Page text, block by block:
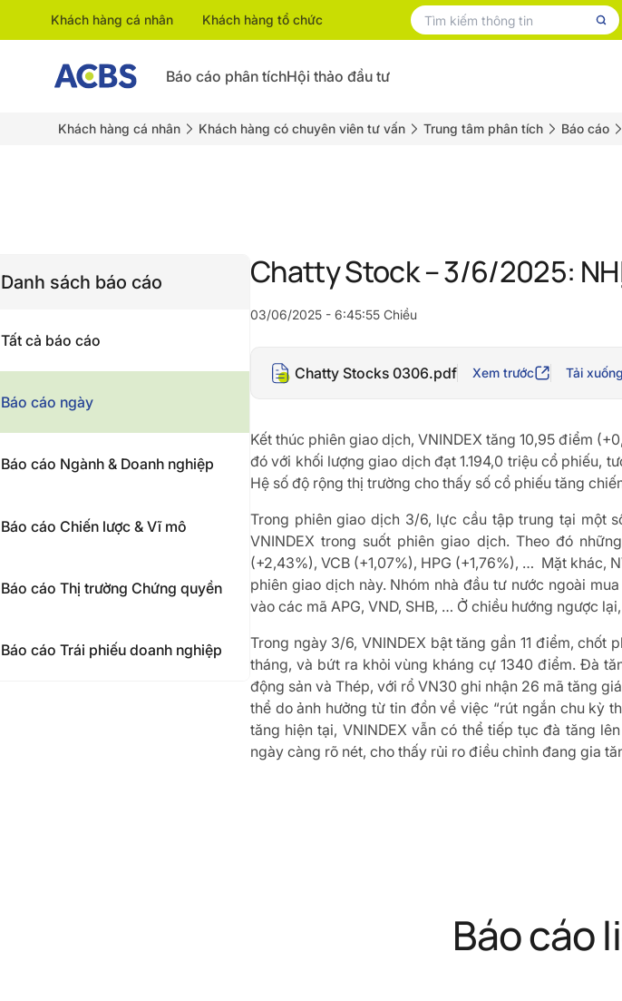
Khách hàng cá nhân Khách hàng tổ chức
Báo cáo phân tíchHội thảo đầu tư
Khách hàng cá nhân Khách hàng có chuyên viên tư vấn Trung tâm phân tích Báo cáo
Danh sách báo cáo
Tất cả báo cáo
Báo cáo ngày
Báo cáo Ngành & Doanh nghiệp
Báo cáo Chiến lược & Vĩ mô
Báo cáo Thị trường Chứng quyền
Báo cáo Trái phiếu doanh nghiệp
Chatty Stock – 3/6/2025:
03/06/2025 - 6:45:55 Chiều
Chatty Stocks 0306.pdf Xem trước Tải xuống
Kết thúc phiên giao dịch, VNINDEX tăng 10,95 điểm
đó với khối lượng giao dịch đạt 1.194,0 triệu cổ phiếu,
Hệ số độ rộng thị trường cho thấy số cổ phiếu tăng
Trong phiên giao dịch 3/6, lực cầu tập trung tại một
VNINDEX trong suốt phiên giao dịch. Theo đó
(+2,43%), VCB (+1,07%), HPG (+1,76%), … Mặt khác,
phiên giao dịch này. Nhóm nhà đầu tư nước ngoài
vào các mã APG, VND, SHB, … Ở chiều hướng ngược
Trong ngày 3/6, VNINDEX bật tăng gần 11 điểm, chốt
tháng, và bứt ra khỏi vùng kháng cự 1340 điểm. Đà
động sản và Thép, với rổ VN30 ghi nhận 26 mã tăng
thể do ảnh hưởng từ tin đồn về việc “rút ngắn chu kỳ
tăng hiện tại, VNINDEX vẫn có thể tiếp tục đà tăng
ngày càng rõ nét, cho thấy rủi ro điều chỉnh đang gia
Báo cáo